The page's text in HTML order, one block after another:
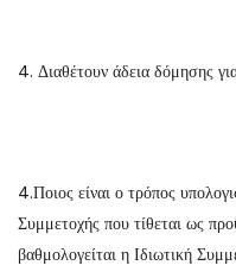
4. Διαθέτουν άδεια δόμησης
4.Ποιος είναι ο τρόπος
Συμμετοχής που τίθεται ως
βαθμολογείται η Ιδιωτική